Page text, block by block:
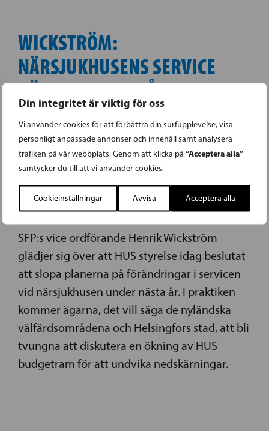
Din integritet är viktig för oss
Vi använder cookies för att förbättra din surfupplevelse, visa
personligt anpassade annonser och innehåll samt analysera
trafiken på vår webbplats. Genom att klicka på “Acceptera alla”
samtycker du till att vi använder cookies.
Cookieinställningar Avvisa Acceptera alla
WICKSTRÖM:
NÄRSJUKHUSENS SERVICE
RÄDDADE I BORGÅ, LOJO OCH
RASEBORG
17.10.2022 |Hälso- & Sjukvård,Social- och
hälsovårdsreformen,Social- och
hälsovårdsreformen,Vård och omsorg,
Välfärdsområden
SFP:s vice ordförande Henrik Wickström
glädjer sig över att HUS styrelse idag beslutat
att slopa planerna på förändringar i servicen
vid närsjukhusen under nästa år. I praktiken
kommer ägarna, det vill säga de nyländska
välfärdsområdena och Helsingfors stad, att bli
tvungna att diskutera en ökning av HUS
budgetram för att undvika nedskärningar.